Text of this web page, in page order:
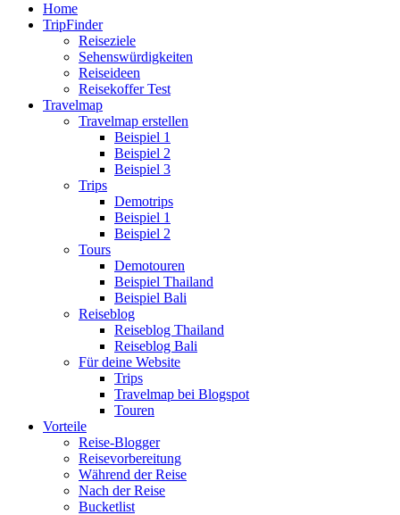
Home
TripFinder
Reiseziele
Sehenswürdigkeiten
Reiseideen
Reisekoffer Test
Travelmap
Travelmap erstellen
Beispiel 1
Beispiel 2
Beispiel 3
Trips
Demotrips
Beispiel 1
Beispiel 2
Tours
Demotouren
Beispiel Thailand
Beispiel Bali
Reiseblog
Reiseblog Thailand
Reiseblog Bali
Für deine Website
Trips
Travelmap bei Blogspot
Touren
Vorteile
Reise-Blogger
Reisevorbereitung
Während der Reise
Nach der Reise
Bucketlist